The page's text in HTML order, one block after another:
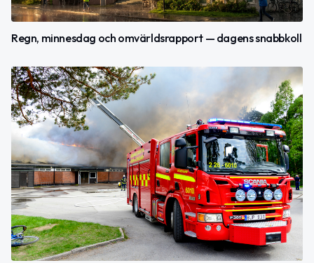
Regn, minnesdag och omvärldsrapport — dagens snabbkoll